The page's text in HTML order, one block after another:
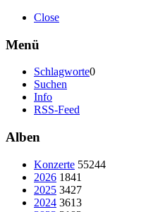
Close
Menü
Schlagworte0
Suchen
Info
RSS-Feed
Alben
Konzerte 55244
2026 1841
2025 3427
2024 3613